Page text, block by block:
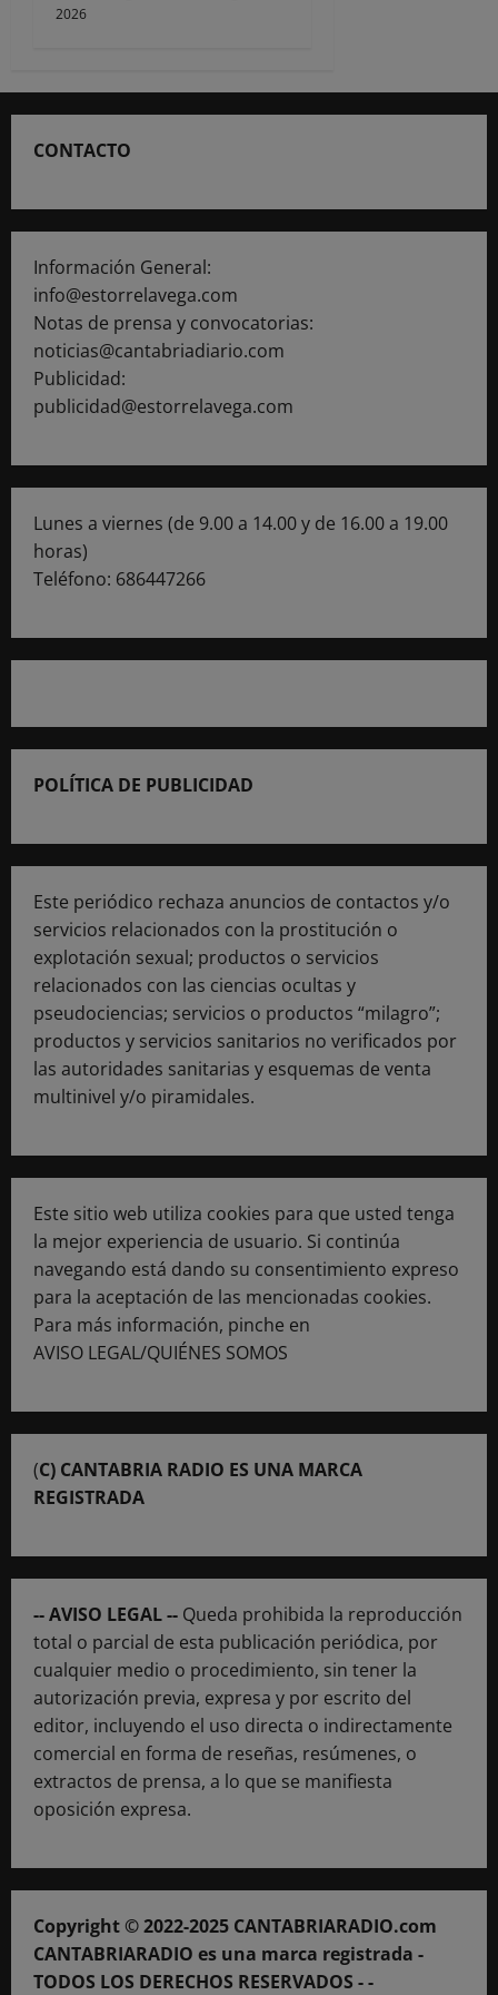
2026
CONTACTO
Información General:
info@estorrelavega.com
Notas de prensa y convocatorias:
noticias@cantabriadiario.com
Publicidad:
publicidad@estorrelavega.com
Lunes a viernes (de 9.00 a 14.00 y de 16.00 a 19.00
horas)
Teléfono: 686447266
POLÍTICA DE PUBLICIDAD
Este periódico rechaza anuncios de contactos y/o
servicios relacionados con la prostitución o
explotación sexual; productos o servicios
relacionados con las ciencias ocultas y
pseudociencias; servicios o productos “milagro”;
productos y servicios sanitarios no verificados por
las autoridades sanitarias y esquemas de venta
multinivel y/o piramidales.
Este sitio web utiliza cookies para que usted tenga
la mejor experiencia de usuario. Si continúa
navegando está dando su consentimiento expreso
para la aceptación de las mencionadas cookies.
Para más información, pinche en
AVISO LEGAL/QUIÉNES SOMOS
(C) CANTABRIA RADIO ES UNA MARCA
REGISTRADA
-- AVISO LEGAL -- Queda prohibida la reproducción
total o parcial de esta publicación periódica, por
cualquier medio o procedimiento, sin tener la
autorización previa, expresa y por escrito del
editor, incluyendo el uso directa o indirectamente
comercial en forma de reseñas, resúmenes, o
extractos de prensa, a lo que se manifiesta
oposición expresa.
Copyright © 2022-2025 CANTABRIARADIO.com
CANTABRIARADIO es una marca registrada -
TODOS LOS DERECHOS RESERVADOS - -